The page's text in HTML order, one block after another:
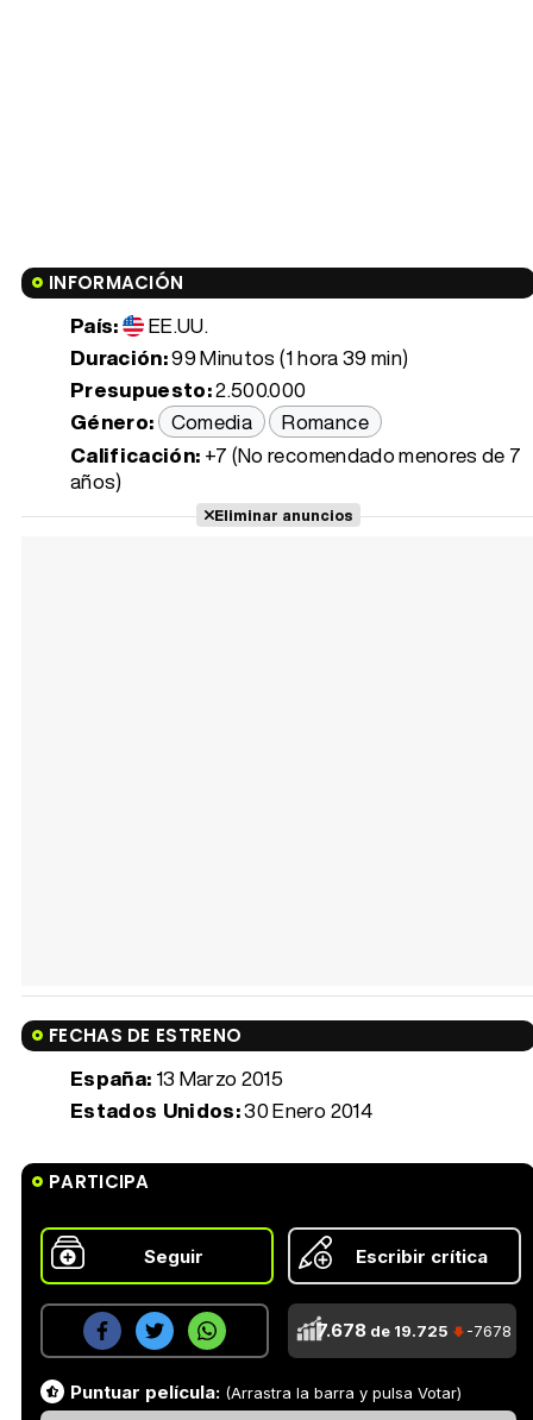
INFORMACIÓN
País:
EE.UU.
Duración:99 Minutos (1 hora 39 min)
Presupuesto:2.500.000
Género: Comedia
Romance
Calificación: +7 (No recomendado menores de 7
años)
Eliminar anuncios
FECHAS DE ESTRENO
España: 13 Marzo 2015
Estados Unidos:30 Enero 2014
PARTICIPA
Seguir Escribir crítica
7.678 de 19.725 -7678
Puntuar película: (Arrastra la barra y pulsa Votar)